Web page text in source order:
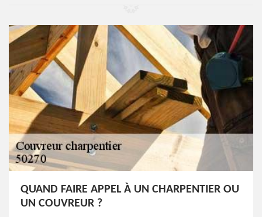
QUAND FAIRE APPEL À UN CHARPENTIER OU
UN COUVREUR ?